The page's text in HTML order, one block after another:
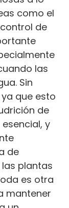
como el
de
las
Sin
que esto
de
y
de
plantas
es otra
mantener